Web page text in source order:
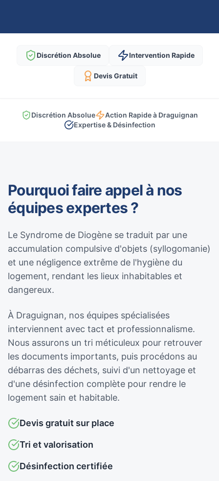
Discrétion Absolue Intervention Rapide
Devis Gratuit
Discrétion Absolue
Action Rapide à Draguignan
Expertise & Désinfection
Pourquoi faire appel à nos
équipes expertes ?
Le Syndrome de Diogène se traduit par une
accumulation compulsive d'objets (syllogomanie)
et une négligence extrême de l'hygiène du
logement, rendant les lieux inhabitables et
dangereux.
À Draguignan, nos équipes spécialisées
interviennent avec tact et professionnalisme.
Nous assurons un tri méticuleux pour retrouver
les documents importants, puis procédons au
débarras des déchets, suivi d'un nettoyage et
d'une désinfection complète pour rendre le
logement sain et habitable.
Devis gratuit sur place
Tri et valorisation
Désinfection certifiée